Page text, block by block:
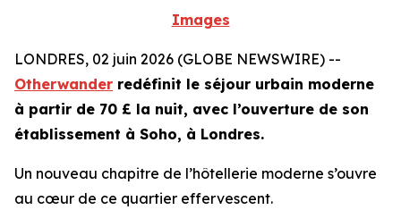
Images
LONDRES, 02 juin 2026 (GLOBE NEWSWIRE) --
Otherwander redéfinit le séjour urbain moderne
à partir de 70 £ la nuit, avec l’ouverture de son
établissement à Soho, à Londres.
Un nouveau chapitre de l’hôtellerie moderne s’ouvre
au cœur de ce quartier effervescent.